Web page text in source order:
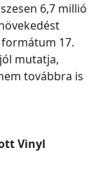
6,7 millió
formátum 17.
mutatja,
továbbra is
Vinyl